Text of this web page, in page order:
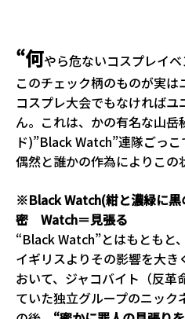
“何やら危ないコスプレイ
このチェック柄のものが実
コスプレ大会でもなければ
ん。これは、かの有名な山
ド)”Black Watch”連隊ごっ
偶然と誰かの作為によりこの
※Black Watch(紺と濃緑に
密 Watch＝見張る
“Black Watch”とはもともと
イギリスよりその影響を大
おいて、ジャコバイト（反革
ていた独立グループのニック